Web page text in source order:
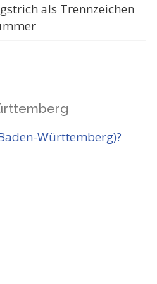
als Trennzeichen